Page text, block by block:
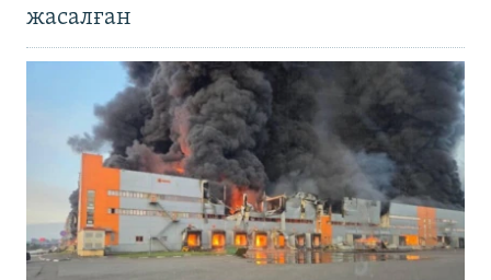
жасалған